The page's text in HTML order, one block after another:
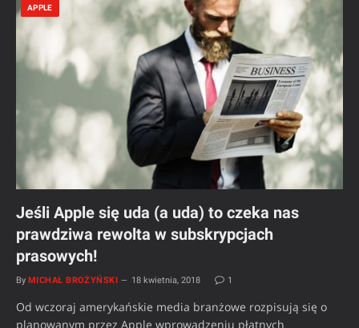
APPLE
Jeśli Apple się uda (a uda) to czeka nas
prawdziwa rewolta w subskrypcjach
prasowych!
By MICHAŁ BROŻYŃSKI 18 kwietnia, 2018 1
Od wczoraj amerykańskie media branżowe rozpisują się o
planowanym przez Apple wprowadzeniu płatnych